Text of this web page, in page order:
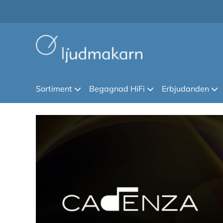
Sortiment Begagnad HiFi Erbjudanden